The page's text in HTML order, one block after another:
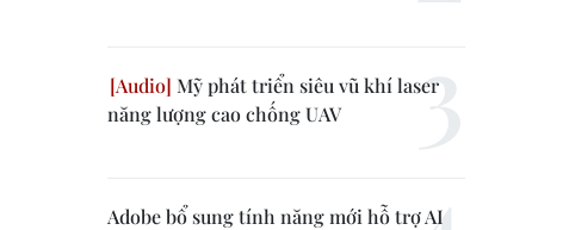
Mỹ phát triển siêu vũ khí laser
năng lượng cao chống UAV
Adobe bổ sung tính năng mới hỗ trợ AI